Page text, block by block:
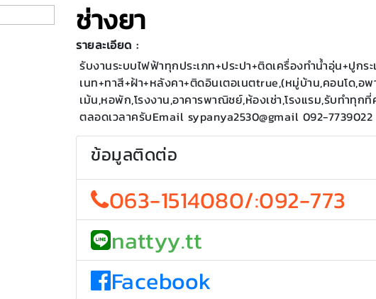
ช่างยา
รายละเอียด :
รับงานระบบไฟฟ้าทุกประเภท+ประปา+ติดเครื่องทำน้ำอุ่น+ปูกร
เนท+ทาสี+ฝ้า+หลังคา+ติดอินเตอเนตtrue,(หมู่บ้าน,คอนโด,อพ
เม้น,หอพัก,โรงงาน,อาคารพาณิชย์,ห้องเช่า,โรงแรม,รับทำทุก
ตลอดเวลาครับEmail sypanya2530@gmail 092-7739022
ข้อมูลติดต่อ
063-1514080/:092-773
nattyy.tt
Facebook